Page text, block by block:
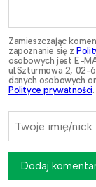
Zamieszczając
zapoznanie się z
osobowych jest E-
ul.Szturmowa 2, 02-
danych osobowych
Polityce prywatności.
Dodaj